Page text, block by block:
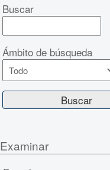
Buscar
Ámbito de búsqueda
Examinar